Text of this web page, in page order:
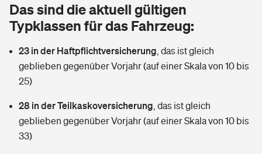
Rentenrechner: Wie viel Geld bekomme ich im Alter?
Wer versichert was: Jetzt Versicherer finden
Sie haben Fragen?
Vermieterrrechtsschutz
Mietkautionsversicherung
Restkreditversicherung
Zur Übersicht
Kinderunfall­ver­si­che­rung
Reiseversicherung
Tierkrankenversicherung
Zur Übersicht
Wer versichert was: Jetzt Versicherer finden
Das sind die aktuell gültigen
Typklassen für das Fahrzeug:
23 in der Haftpflichtversicherung das ist gleich
geblieben gegenüber Vorjahr (auf einer Skala von 10 bis
25)
28 in der Teilkaskoversicherung das ist gleich
geblieben gegenüber Vorjahr (auf einer Skala von 10 bis
33)